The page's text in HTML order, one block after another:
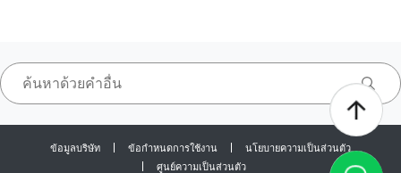
ข้อมูลบริษัท ข้อกำหนดการใช้งาน
นโยบายความเป็นส่วนตัว
ศูนย์ความเป็นส่วนตัว